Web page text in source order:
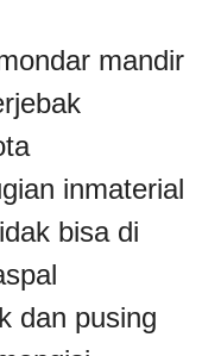
mandir
inmaterial
bisa di
dan pusing